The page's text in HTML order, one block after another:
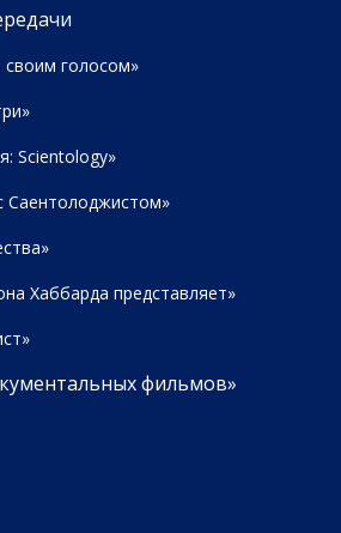
голосом»
Scientology»
Саентолоджистом»
Хаббарда представляет»
фильмов»